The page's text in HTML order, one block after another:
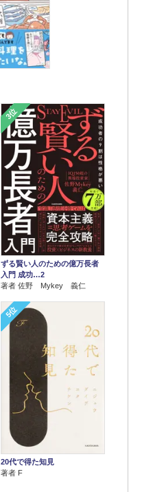
3位
ずる賢い人のための億万長者
入門 成功…2
著者 佐野 Mykey 義仁
5位
20代で得た知見
著者 F